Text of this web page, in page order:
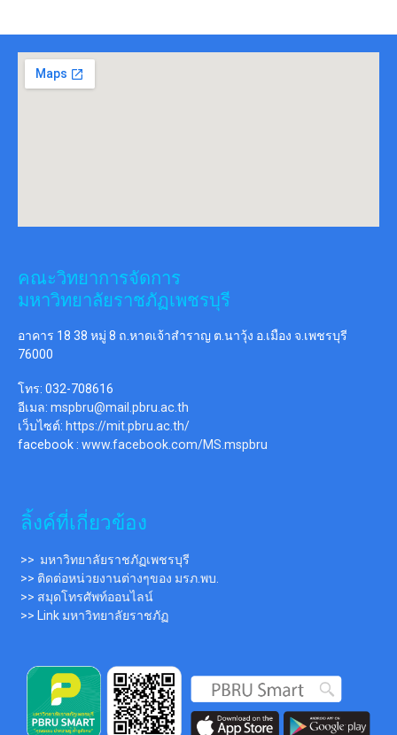
คณะวิทยาการจัดการ
มหาวิทยาลัยราชภัฏเพชรบุรี
อาคาร 18 38 หมู่ 8 ถ.หาดเจ้าสำราญ ต.นาวุ้ง อ.เมือง จ.เพชรบุรี
76000
โทร: 032-708616
อีเมล: mspbru@mail.pbru.ac.th
เว็บไซต์: https://mit.pbru.ac.th/
facebook : www.facebook.com/MS.mspbru
ลิ้งค์ที่เกี่ยวข้อง
>> มหาวิทยาลัยราชภัฏเพชรบุรี
>> ติดต่อหน่วยงานต่างๆของ มรภ.พบ.
>> สมุดโทรศัพท์ออนไลน์
>> Link มหาวิทยาลัยราชภัฏ